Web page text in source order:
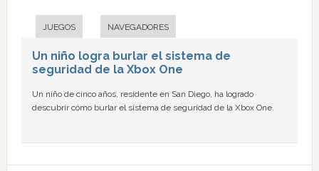
JUEGOS NAVEGADORES
Un niño logra burlar el sistema de
seguridad de la Xbox One
Un niño de cinco años, residente en San Diego, ha logrado
descubrir cómo burlar el sistema de seguridad de la Xbox One.